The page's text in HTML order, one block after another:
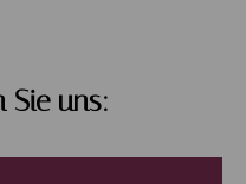
Sie uns: